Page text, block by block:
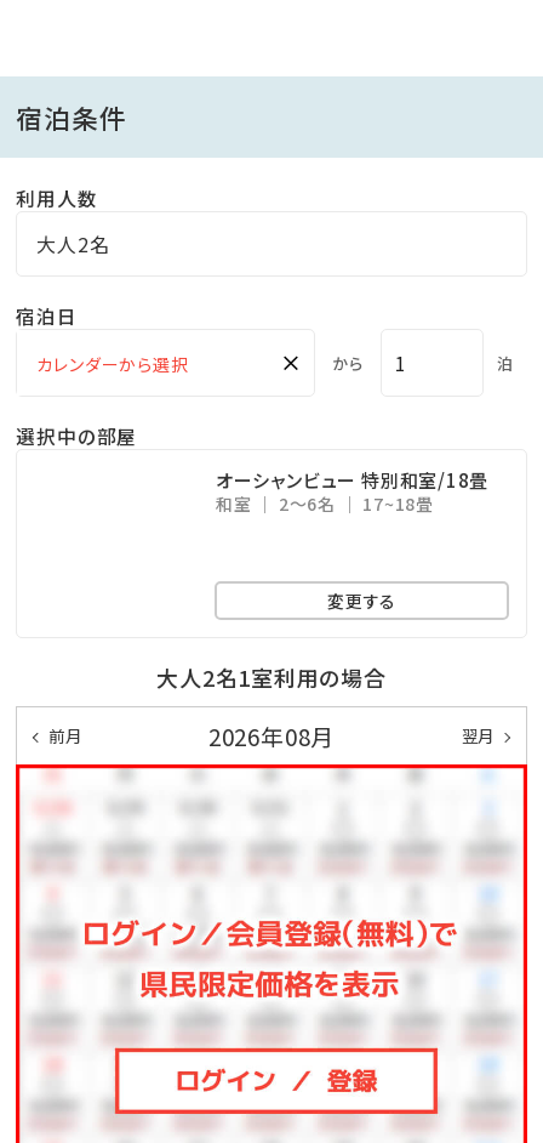
大人と同じお食事をご希望のお子様は「大人」でご予
約ください。
【ご夕食】
【ご朝食】
季節の和御膳
15:30～24:00 / 5:30～9:00
ります。(16:30～22:00)
■指宿名物 砂むし温泉
徒歩10分圏内に砂むし温泉会館『砂楽』がございます。
夕方16:00からは、無料の送迎バスも15分間隔で運行し
ております。
【砂楽への無料送迎サービス】
送り…16:00～ 15分間隔 最終19:45
迎え…17:10～ 15分間隔 最終21:00
【砂むし温泉利用料】
大人…2100円(タオル、バスタオル付)
宿泊条件
利用人数
大人2名
宿泊日
× から 泊
選択中の部屋
オーシャンビュー 特別和室/18畳
和室 2～6名 17~18畳
変更する
大人2名1室利用の場合
前月 2026年08月 翌月